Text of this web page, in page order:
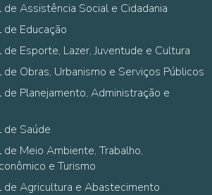
Assistência Social e Cidadania
Educação
Esporte, Lazer, Juventude e Cultura
Obras, Urbanismo e Serviços Públicos
Planejamento, Administração e
de Saúde
Meio Ambiente, Trabalho,
e Turismo
de Agricultura e Abastecimento